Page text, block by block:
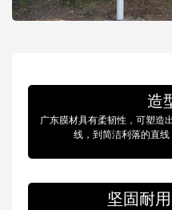
造
广东膜材具有柔韧性，可塑造
线，到简洁利落的直
坚固耐